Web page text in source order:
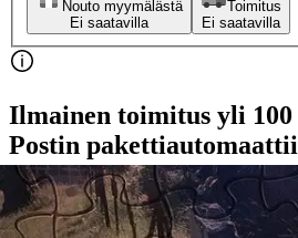
Nouto myymälästä
Ei saatavilla
Toimitus
Ei saatavilla
Ilmainen toimitus yli
Postin
palvelupisteeseen!
Etu ei koske Suuri‑lisäpalvelulla